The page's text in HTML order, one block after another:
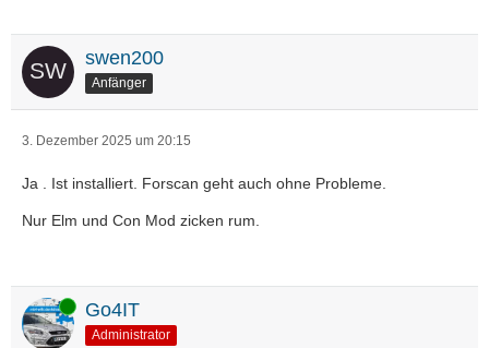
swen200
Anfänger
3. Dezember 2025 um 20:15
Ja . Ist installiert. Forscan geht auch ohne Probleme.
Nur Elm und Con Mod zicken rum.
Online Go4IT
Administrator